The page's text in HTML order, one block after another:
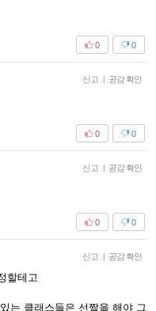
0
0
신고 | 공감 확인
0
0
신고 | 공감 확인
0
0
신고 | 공감 확인
할테고
는 클래스들은 선짤을 해야 그